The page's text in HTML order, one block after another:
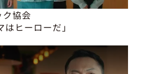
ク協会
ヒーローだ」